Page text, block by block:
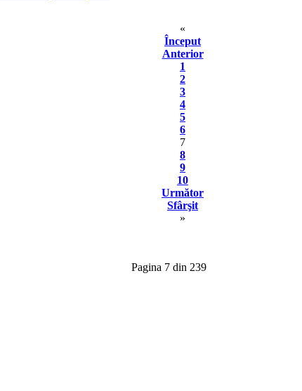
«
Început
Anterior
1
2
3
4
5
6
7
8
9
10
Următor
Sfârşit
»
Pagina 7 din 239